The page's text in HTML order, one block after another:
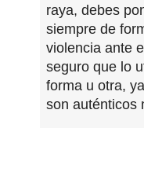
raya, debes
siempre de
violencia ante
seguro que lo
forma u otra,
son auténticos